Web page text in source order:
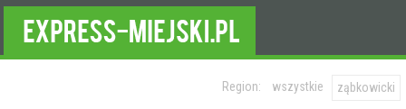
Region: wszystkie ząbkowicki